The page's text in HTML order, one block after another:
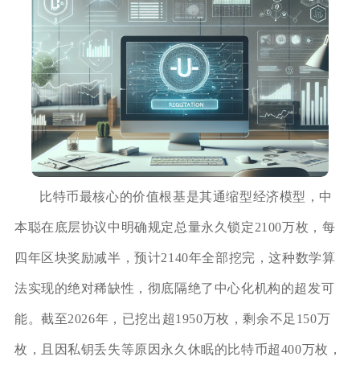
比特币最核心的价值根基是其通缩型经济模型，中
本聪在底层协议中明确规定总量永久锁定2100万枚，每
四年区块奖励减半，预计2140年全部挖完，这种数学算
法实现的绝对稀缺性，彻底隔绝了中心化机构的超发可
能。截至2026年，已挖出超1950万枚，剩余不足150万
枚，且因私钥丢失等原因永久休眠的比特币超400万枚，